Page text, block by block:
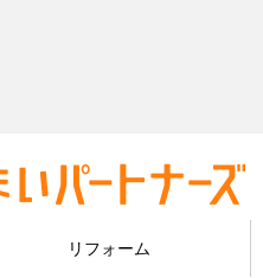
リフォーム